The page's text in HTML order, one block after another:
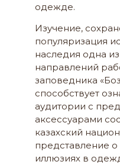
одежде.
Изучение,
популяризация
наследия одна
направлений
заповедника
способствует
аудитории с
аксессуарами
казахский
представление о
иллюзиях в